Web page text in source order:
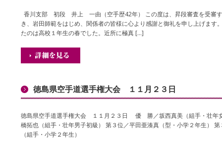
香川支部 初段 井上 一由（空手歴42年） この度は、昇段審査を受審
き、岩田師範をはじめ、関係者の皆様に心より感謝と御礼を申し上げます
たのは高校１年生の春でした。近所に極真 […]
徳島県空手道選手権大会 １１月２３日
徳島県空手道選手権大会 １１月２３日 優 勝／坂西真美（組手・壮年
橋拓也（組手・壮年男子初級） 第３位／平田亜湊真（型・小学２年生）
（組手・小学２年生）